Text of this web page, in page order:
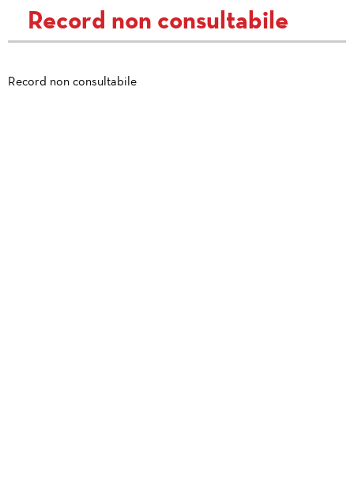
Record non consultabile
Record non consultabile